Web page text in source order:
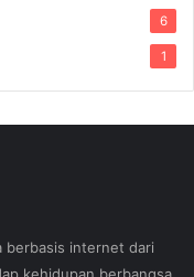
6
1
berbasis internet dari